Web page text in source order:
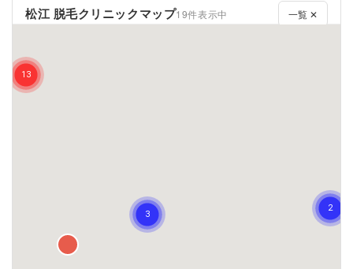
松江 脱毛クリニックマップ19件表示中 一覧 ✕